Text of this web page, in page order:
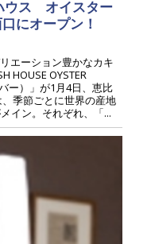
ウス オイスター
にオープン！
エーション豊かなカキ
HOUSE OYSTER
ー）」が1月4日、恵比
季節ごとに世界の産地
イン。それぞれ、「...